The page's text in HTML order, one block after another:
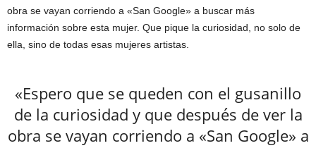
obra se vayan corriendo a «San Google» a buscar más
información sobre esta mujer. Que pique la curiosidad, no solo de
ella, sino de todas esas mujeres artistas.
«Espero que se queden con el gusanillo
de la curiosidad y que después de ver la
obra se vayan corriendo a «San Google» a